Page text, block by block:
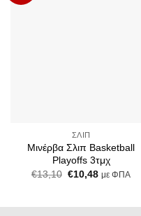
ΣΛΙΠ
Μινέρβα Σλιπ Basketball
Playoffs 3τμχ
€13,10 Original
€10,48Ημε ΦΠΑ